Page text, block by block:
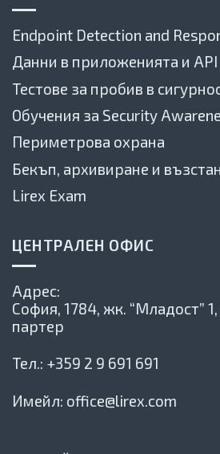
Endpoint Detection and
Данни в приложенията и API
Тестове за пробив в
Обучения за Security
Периметрова охрана
Бекъп, архивиране и
Lirex Exam
ЦЕНТРАЛЕН ОФИС
Адрес:
София, 1784, жк. “Младост”
партер
Тел.: +359 2 9 691 691
Имейл: office@lirex.com